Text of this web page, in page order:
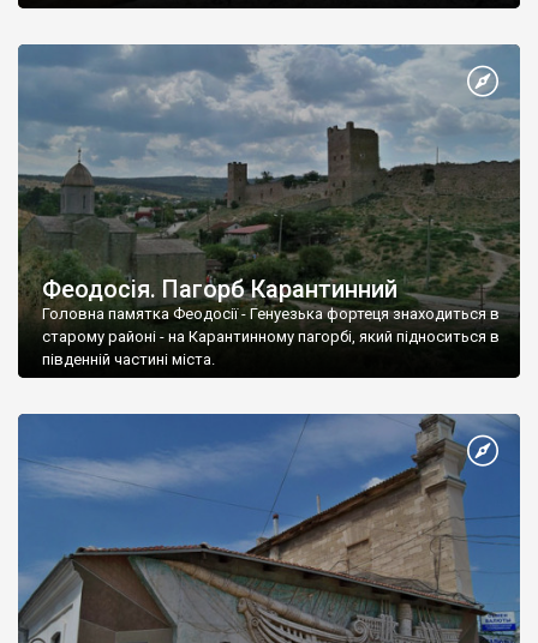
Феодосія. Пагорб Карантинний
Головна памятка Феодосії - Генуезька фортеця знаходиться в
старому районі - на Карантинному пагорбі, який підноситься в
південній частині міста.